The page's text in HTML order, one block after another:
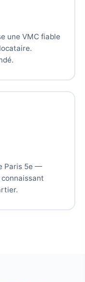
une VMC fiable
Paris 5e —